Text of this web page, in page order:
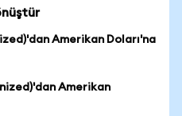
Amerikan Doları'na
Amerikan